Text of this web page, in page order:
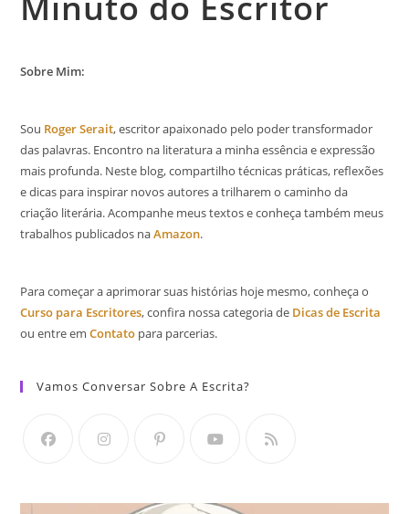
Sobre Mim:
Sou Roger Serait, escritor apaixonado pelo poder transformador
das palavras. Encontro na literatura a minha essência e expressão
mais profunda. Neste blog, compartilho técnicas práticas, reflexões
e dicas para inspirar novos autores a trilharem o caminho da
criação literária. Acompanhe meus textos e conheça também meus
trabalhos publicados naAmazon.
Para começar a aprimorar suas histórias hoje mesmo, conheça o
Curso para Escritores, confira nossa categoria de Dicas de Escrita
ou entre emContato para parcerias.
Vamos Conversar Sobre A Escrita?